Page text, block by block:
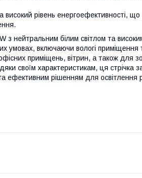
рівень енергоефективності, що
з нейтральним білим світлом та
умовах, включаючи вологі приміщення
приміщень, вітрин, а також для
своїм характеристикам, ця стрічка
ефективним рішенням для освітлення